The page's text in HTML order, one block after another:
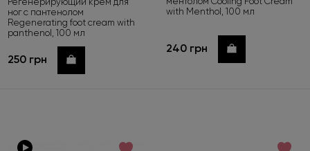
ног с пантенолом
Regenerating foot cream with
panthenol, 100 мл
250 грн Купить
with Menthol, 100 мл
240 грн Купить